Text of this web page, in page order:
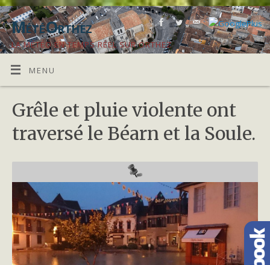
MétéOrthez
LA MÉTÉO EN TEMPS RÉEL SUR ORTHEZ
MENU
Grêle et pluie violente ont
traversé le Béarn et la Soule.